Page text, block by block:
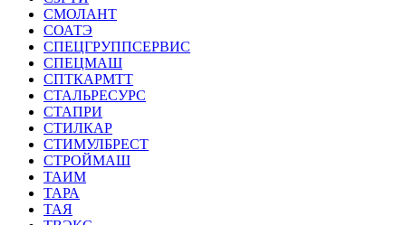
СМОЛАНТ
СОАТЭ
СПЕЦГРУППСЕРВИС
СПЕЦМАШ
СПТКАРМТТ
СТАЛЬРЕСУРС
СТАПРИ
СТИЛКАР
СТИМУЛБРЕСТ
СТРОЙМАШ
ТАИМ
ТАРА
ТАЯ